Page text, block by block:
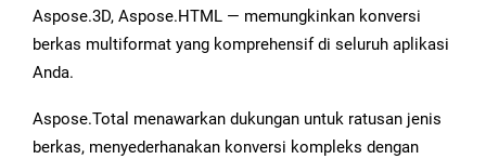
Aspose.3D, Aspose.HTML — memungkinkan konversi
berkas multiformat yang komprehensif di seluruh aplikasi
Anda.
Aspose.Total menawarkan dukungan untuk ratusan jenis
berkas, menyederhanakan konversi kompleks dengan